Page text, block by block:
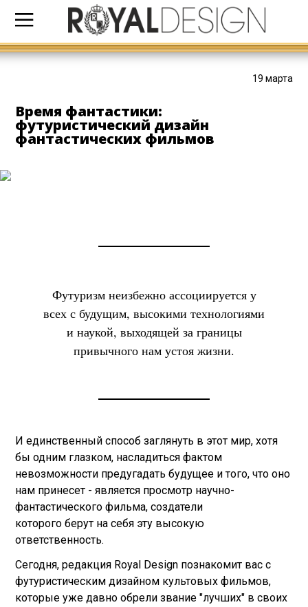
19 марта
Время фантастики:
футуристический дизайн
фантастических фильмов
Футуризм неизбежно ассоциируется у
всех с будущим, высокими технологиями
и наукой, выходящей за границы
привычного нам устоя жизни.
И единственный способ заглянуть в этот мир, хотя
бы одним глазком, насладиться фактом
невозможности предугадать будущее и того, что оно
нам принесет - является просмотр научно-
фантастического фильма, создатели
которого берут на себя эту высокую
ответственность.
Сегодня, редакция Royal Design познакомит вас с
футуристическим дизайном культовых фильмов,
которые уже давно обрели звание "лучших" в своих